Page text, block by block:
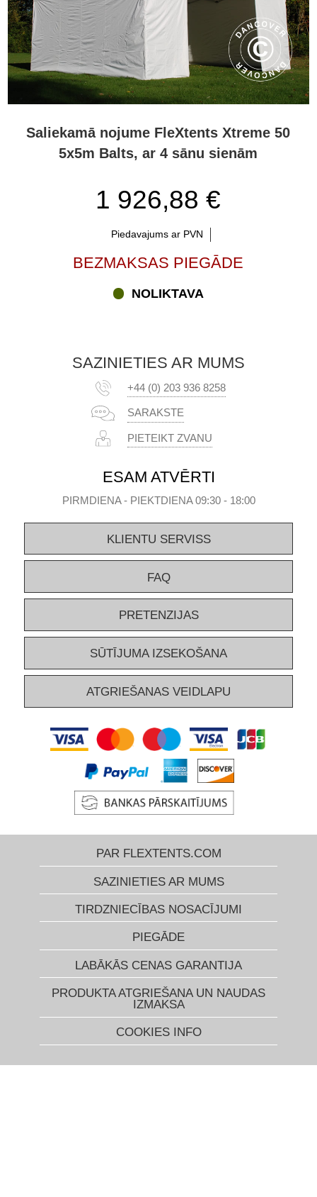
Saliekamā nojume FleXtents Xtreme 50
5x5m Balts, ar 4 sānu sienām
1 926,88 €
Piedavajums ar PVN
BEZMAKSAS PIEGĀDE
NOLIKTAVA
SAZINIETIES AR MUMS
+44 (0) 203 936 8258
SARAKSTE
PIETEIKT ZVANU
ESAM ATVĒRTI
PIRMDIENA - PIEKTDIENA 09:30 - 18:00
KLIENTU SERVISS
FAQ
PRETENZIJAS
SŪTĪJUMA IZSEKOŠANA
ATGRIEŠANAS VEIDLAPU
PAR FLEXTENTS.COM
SAZINIETIES AR MUMS
TIRDZNIECĪBAS NOSACĪJUMI
PIEGĀDE
LABĀKĀS CENAS GARANTIJA
PRODUKTA ATGRIEŠANA UN NAUDAS
IZMAKSA
COOKIES INFO